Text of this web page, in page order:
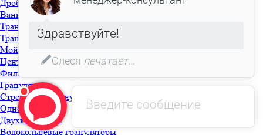
Дробилка моющая
Ванна флотационная с выгружным шнеком
Транспортер фрикционный
Транспортер шнековый
Мойка фрикционная
Центрифуга
Фильтр для моющей линии
Грануляция
Стренговые грануляторы
Однокаскадные
Двухкаскадные
Водокольцевые грануляторы